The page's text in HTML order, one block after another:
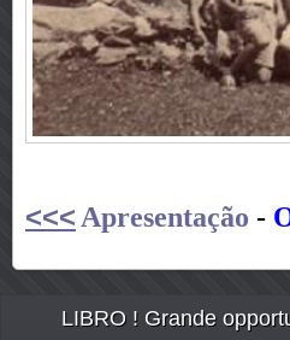
<<< Apresentação -
LIBRO ! Grande